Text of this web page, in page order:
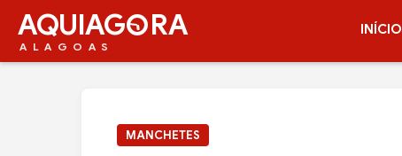
AQUIAG RA
ALAGOAS
INÍCIO
MANCHETES